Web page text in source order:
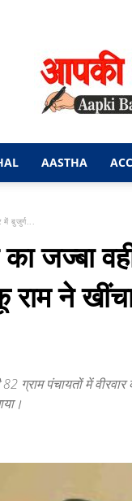
AASTHA
बुजुर्ग...
जज्बा
राम ने
ग्राम पंचायतों में वीरवार